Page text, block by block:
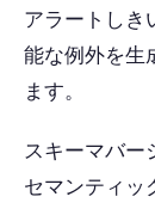
アラートしき
能な例外を生
ます。
スキーマバー
セマンティッ